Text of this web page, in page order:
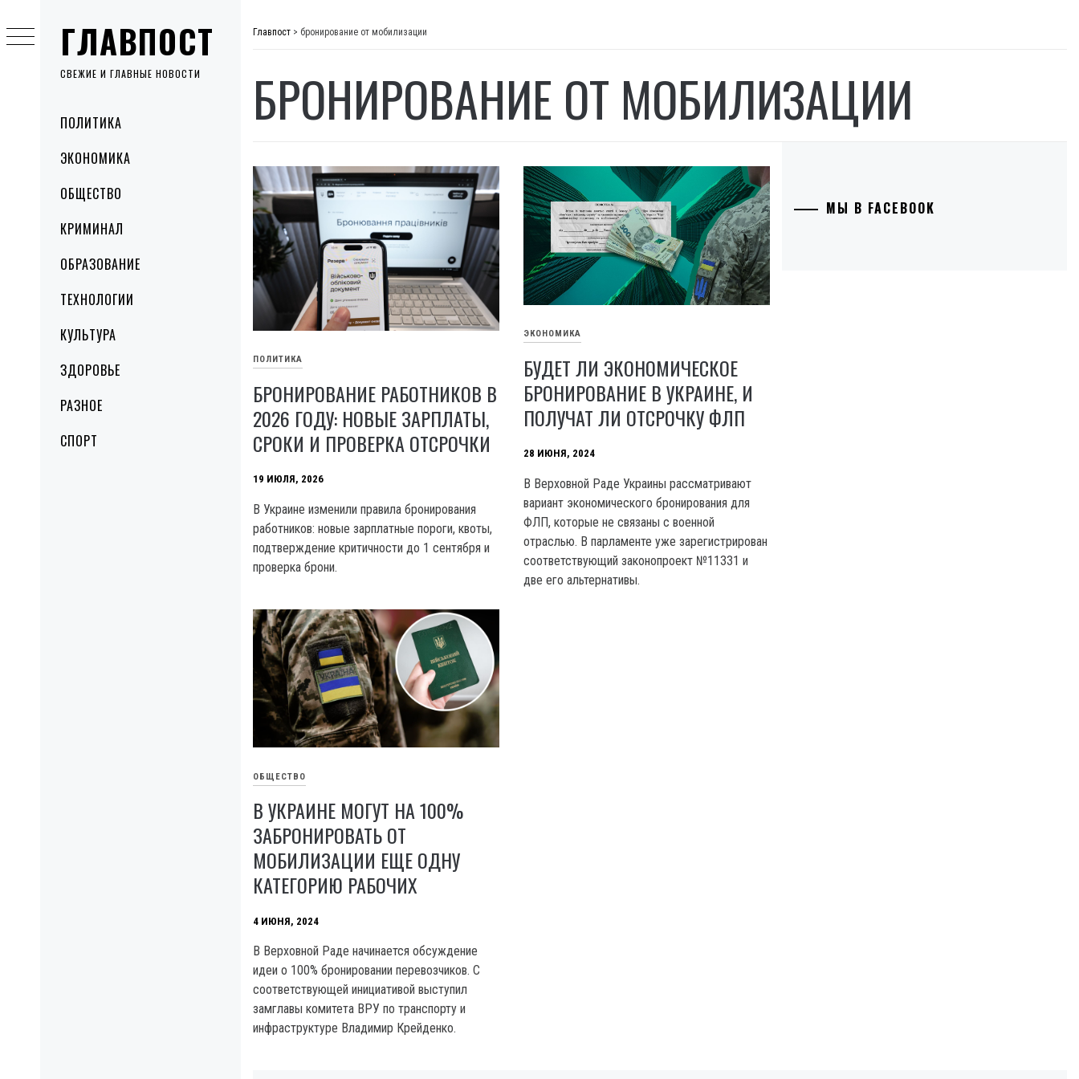
ГЛАВПОСТ
СВЕЖИЕ И ГЛАВНЫЕ НОВОСТИ
MenuПОЛИТИКА
ЭКОНОМИКА
ОБЩЕСТВО
КРИМИНАЛ
ОБРАЗОВАНИЕ
ТЕХНОЛОГИИ
КУЛЬТУРА
ЗДОРОВЬЕ
РАЗНОЕ
СПОРТ
to
content
Главпост > бронирование от мобилизации
БРОНИРОВАНИЕ ОТ МОБИЛИЗАЦИИ
ПОЛИТИКА
БРОНИРОВАНИЕ РАБОТНИКОВ В
2026 ГОДУ: НОВЫЕ ЗАРПЛАТЫ,
СРОКИ И ПРОВЕРКА ОТСРОЧКИ
19 ИЮЛЯ, 2026
В Украине изменили правила бронирования
работников: новые зарплатные пороги, квоты,
подтверждение критичности до 1 сентября и
проверка брони.
ЭКОНОМИКА
БУДЕТ ЛИ ЭКОНОМИЧЕСКОЕ
БРОНИРОВАНИЕ В УКРАИНЕ, И
ПОЛУЧАТ ЛИ ОТСРОЧКУ ФЛП
28 ИЮНЯ, 2024
B Верховной Раде Украины рассматривают
вариант экономического бронирования для
ФЛП, которые не связаны с военной
отраслью. В парламенте уже зарегистрирован
соответствующий законопроект №11ЗЗ1 и
две его альтернативы.
ОБЩЕСТВО
В УКРАИНЕ МОГУТ НА 100%
ЗАБРОНИРОВАТЬ ОТ
МОБИЛИЗАЦИИ ЕЩЕ ОДНУ
КАТЕГОРИЮ РАБОЧИХ
4 ИЮНЯ, 2024
В Верховной Раде начинается обсуждение
идеи о 100% бронировании перевозчиков. С
соответствующей инициативой выступил
замглавы комитета ВРУ по транспорту и
инфраструктуре Владимир Крейденко.
МЫ В FACEBOOK